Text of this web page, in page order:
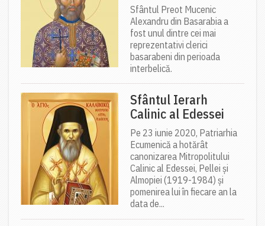
Sfântul Preot Mucenic
Alexandru din Basarabia a
fost unul dintre cei mai
reprezentativi clerici
basarabeni din perioada
interbelică.
Sfântul Ierarh
Calinic al Edessei
Pe 23 iunie 2020, Patriarhia
Ecumenică a hotărât
canonizarea Mitropolitului
Calinic al Edessei, Pellei și
Almopiei (1919-1984) și
pomenirea lui în fiecare an la
data de...